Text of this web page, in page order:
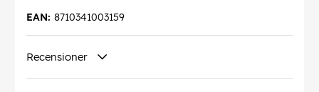
8710341003159
EAN:
Recensioner